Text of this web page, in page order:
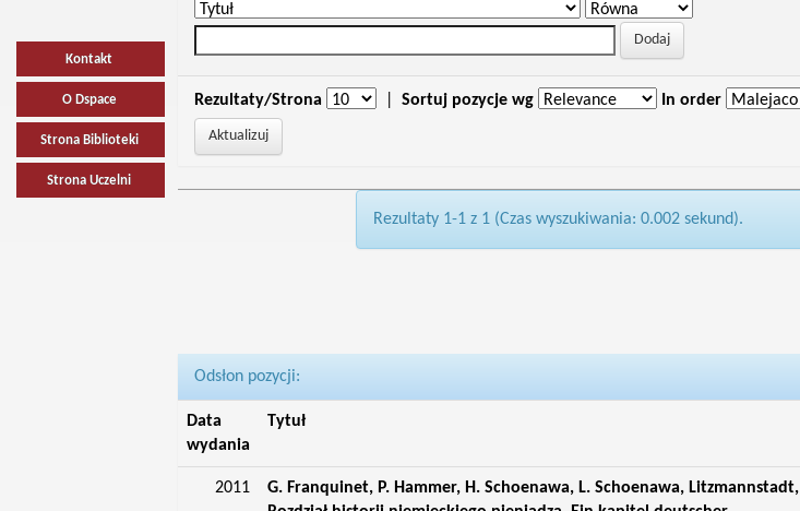
Kontakt
O Dspace
Strona Biblioteki
Strona Uczelni
Rezultaty/Strona Sortuj pozycje wg In order
Rezultaty 1-1 z 1 (Czas wyszukiwania: 0.002 sekund).
Odsłon pozycji:
Data
wydania
Tytuł
2011
G. Franquinet, P. Hammer, H. Schoenawa, L. Schoenawa, Litzmannstadt,